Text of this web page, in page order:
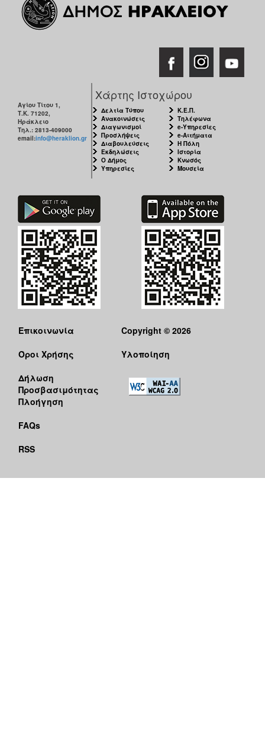
Αγίου Τίτου 1,
Τ.Κ. 71202,
Ηράκλειο
Τηλ.: 2813-409000
email:info@heraklion.gr
Χάρτης Ιστοχώρου
Δελτία Τύπου
Ανακοινώσεις
Διαγωνισμοί
Προσλήψεις
Διαβουλεύσεις
Εκδηλώσεις
Ο Δήμος
Υπηρεσίες
Κ.Ε.Π.
Τηλέφωνα
e-Υπηρεσίες
e-Αιτήματα
Η Πόλη
Ιστορία
Κνωσός
Μουσεία
Επικοινωνία
Όροι Χρήσης
Δήλωση
Προσβασιμότητας
Πλοήγηση
FAQs
RSS
Copyright © 2026
Υλοποίηση